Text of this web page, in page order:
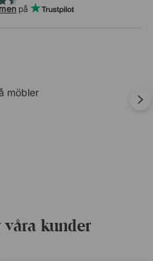
på
möbler
kunder